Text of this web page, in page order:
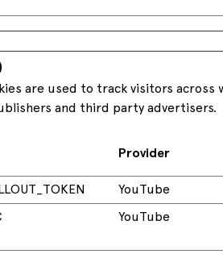
are used to track visitors
and third party advertisers.
Provider
YouTube
YouTube